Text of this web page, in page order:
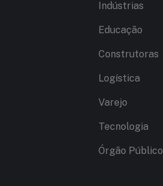
Indústrias
Educação
Construtoras
Logística
Varejo
Tecnologia
Órgão Público